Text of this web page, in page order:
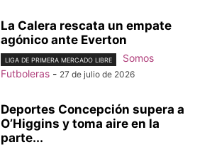
La Calera rescata un empate
agónico ante Everton
LIGA DE PRIMERA MERCADO LIBRE
Somos
Futboleras - 27 de julio de 2026
Deportes Concepción supera a
O’Higgins y toma aire en la
parte...